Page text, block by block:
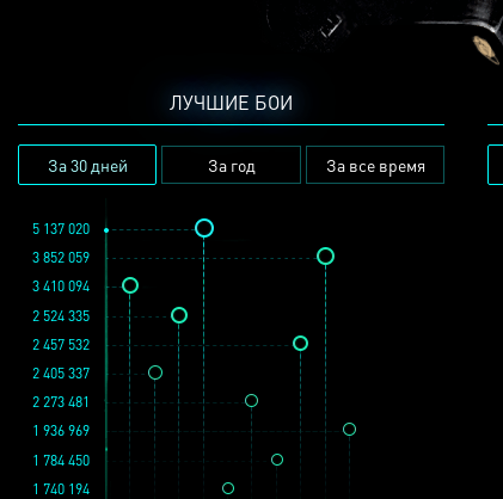
ЛУЧШИЕ БОИ
За 30 дней За год За все время
1 936 969
3 852 059
2 457 532
1 784 450
2 273 481
1 740 194
5 137 020
2 524 335
2 405 337
3 410 094